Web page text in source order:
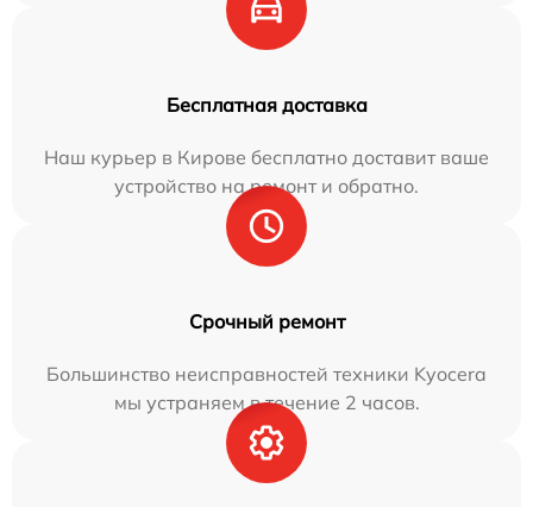
Бесплатная доставка
Наш курьер в Кирове бесплатно доставит ваше
устройство на ремонт и обратно.
Срочный ремонт
Большинство неисправностей техники Kyocera
мы устраняем в течение 2 часов.